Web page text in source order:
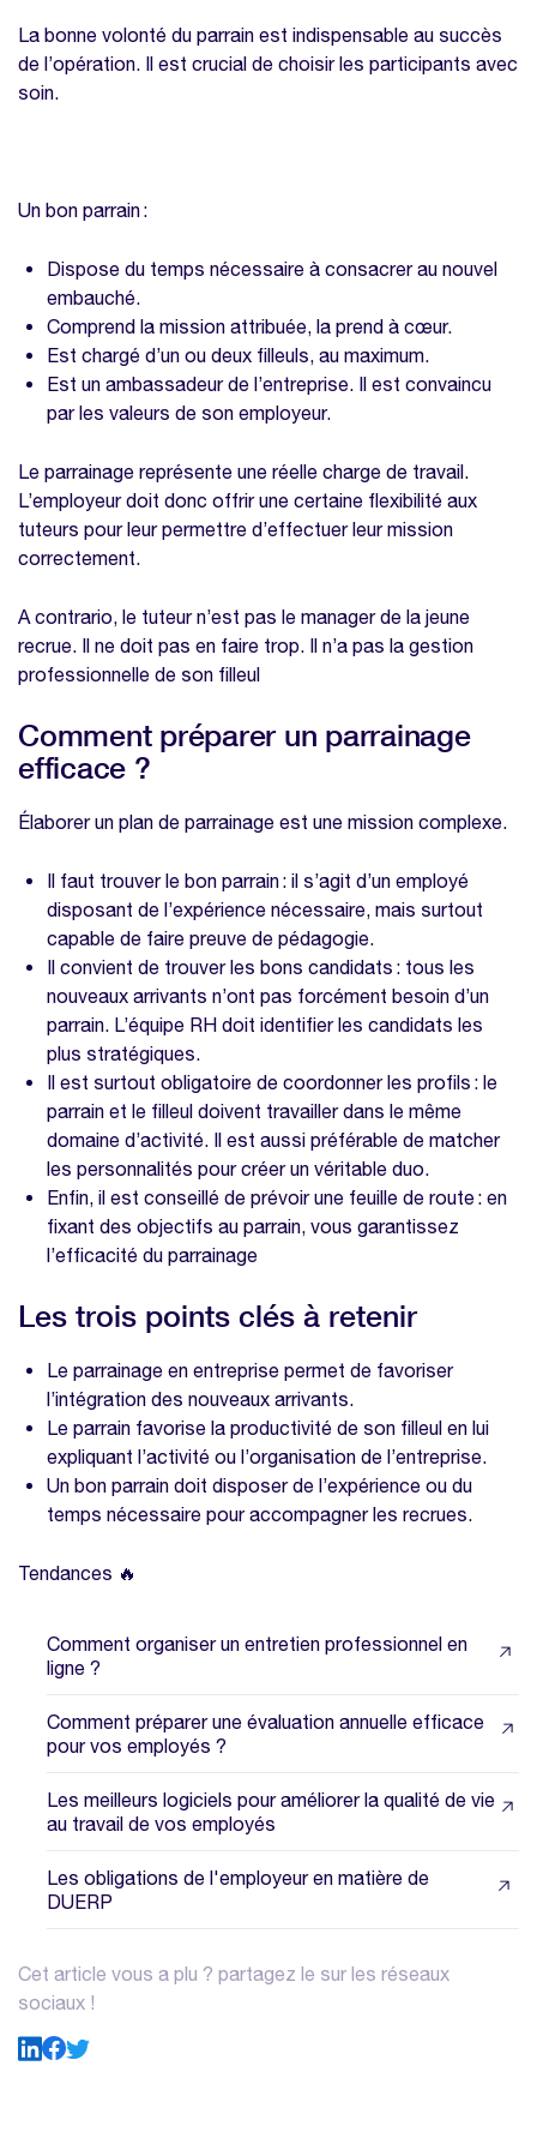
La bonne volonté du parrain est indispensable au succès
de l’opération. Il est crucial de choisir les participants avec
soin.
Un bon parrain :
Dispose du temps nécessaire à consacrer au nouvel
embauché.
Comprend la mission attribuée, la prend à cœur.
Est chargé d’un ou deux filleuls, au maximum.
Est un ambassadeur de l’entreprise. Il est convaincu
par les valeurs de son employeur.
Le parrainage représente une réelle charge de travail.
L’employeur doit donc offrir une certaine flexibilité aux
tuteurs pour leur permettre d’effectuer leur mission
correctement.
A contrario, le tuteur n’est pas le manager de la jeune
recrue. Il ne doit pas en faire trop. Il n’a pas la gestion
professionnelle de son filleul
Comment préparer un parrainage
efficace ?
Élaborer un plan de parrainage est une mission complexe.
Il faut trouver le bon parrain : il s’agit d’un employé
disposant de l’expérience nécessaire, mais surtout
capable de faire preuve de pédagogie.
Il convient de trouver les bons candidats : tous les
nouveaux arrivants n’ont pas forcément besoin d’un
parrain. L’équipe RH doit identifier les candidats les
plus stratégiques.
Il est surtout obligatoire de coordonner les profils : le
parrain et le filleul doivent travailler dans le même
domaine d’activité. Il est aussi préférable de matcher
les personnalités pour créer un véritable duo.
Enfin, il est conseillé de prévoir une feuille de route : en
fixant des objectifs au parrain, vous garantissez
l’efficacité du parrainage
Les trois points clés à retenir
Le parrainage en entreprise permet de favoriser
l’intégration des nouveaux arrivants.
Le parrain favorise la productivité de son filleul en lui
expliquant l’activité ou l’organisation de l’entreprise.
Un bon parrain doit disposer de l’expérience ou du
temps nécessaire pour accompagner les recrues.
Tendances 🔥
Comment organiser un entretien professionnel en
ligne ?
Comment préparer une évaluation annuelle efficace
pour vos employés ?
Les meilleurs logiciels pour améliorer la qualité de vie
au travail de vos employés
Les obligations de l'employeur en matière de
DUERP
Cet article vous a plu ? partagez le sur les réseaux
sociaux !